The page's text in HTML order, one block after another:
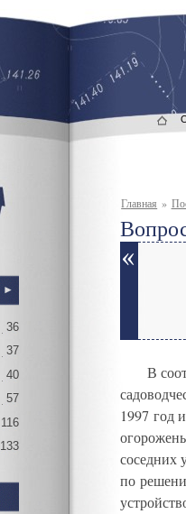
36
37
40
57
116
133
Главная »
В
1997 год
соседних
по